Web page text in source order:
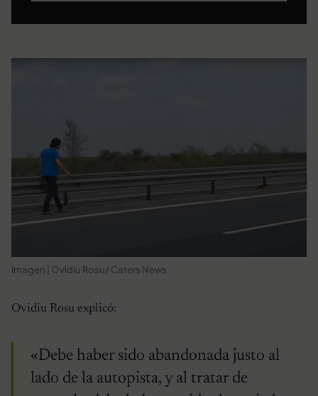
Imagen | Ovidiu Rosu/ Caters News
Ovidiu Rosu explicó:
«Debe haber sido abandonada justo al
lado de la autopista, y al tratar de